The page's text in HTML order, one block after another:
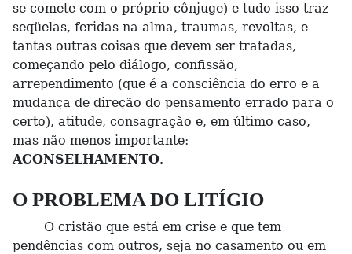
se comete com o próprio cônjuge) e tudo isso traz
seqüelas, feridas na alma, traumas, revoltas, e
tantas outras coisas que devem ser tratadas,
começando pelo diálogo, confissão,
arrependimento (que é a consciência do erro e a
mudança de direção do pensamento errado para o
certo), atitude, consagração e, em último caso,
mas não menos importante:
ACONSELHAMENTO.
O PROBLEMA DO LITÍGIO
O cristão que está em crise e que tem
pendências com outros, seja no casamento ou em